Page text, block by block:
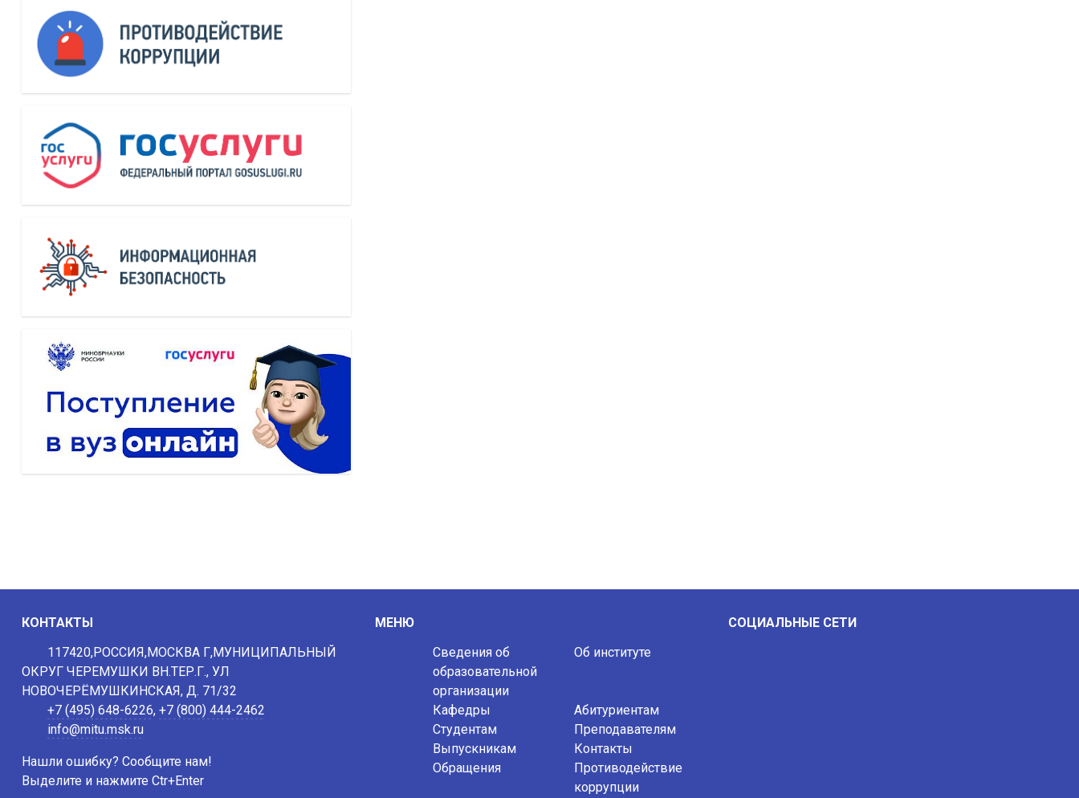
КОНТАКТЫ
117420,РОССИЯ,МОСКВА Г,МУНИЦИПАЛЬНЫЙ
ОКРУГ ЧЕРЕМУШКИ ВН.ТЕР.Г., УЛ
НОВОЧЕРЁМУШКИНСКАЯ, Д. 71/32
+7 (495) 648-6226, +7 (800) 444-2462
info@mitu.msk.ru
Нашли ошибку? Сообщите нам!
Выделите и нажмите Ctr+Enter
МЕНЮ
Сведения об
образовательной
организации
Об институте
Кафедры
Абитуриентам
Студентам
Преподавателям
Выпускникам
Контакты
Обращения
Противодействие
коррупции
СОЦИАЛЬНЫЕ СЕТИ